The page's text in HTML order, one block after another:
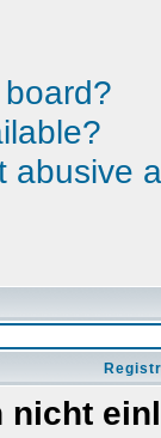
abusive
nicht